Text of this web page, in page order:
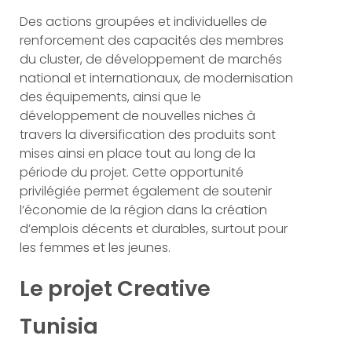
Des actions groupées et individuelles de
renforcement des capacités des membres
du cluster, de développement de marchés
national et internationaux, de modernisation
des équipements, ainsi que le
développement de nouvelles niches à
travers la diversification des produits sont
mises ainsi en place tout au long de la
période du projet. Cette opportunité
privilégiée permet également de soutenir
l’économie de la région dans la création
d’emplois décents et durables, surtout pour
les femmes et les jeunes.
Le projet Creative
Tunisia